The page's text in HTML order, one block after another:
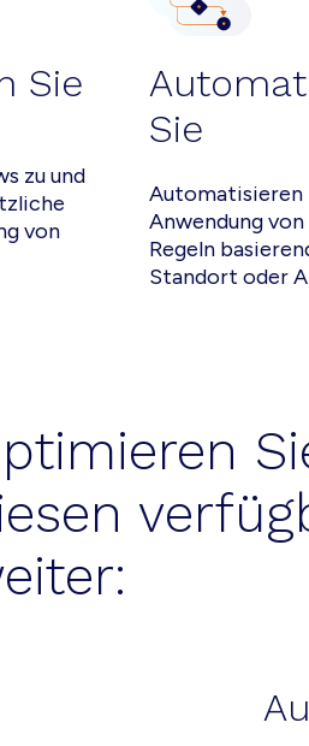
Sie
zu und
von
Sie
Automatisieren
Anwendung
Regeln
Standort oder